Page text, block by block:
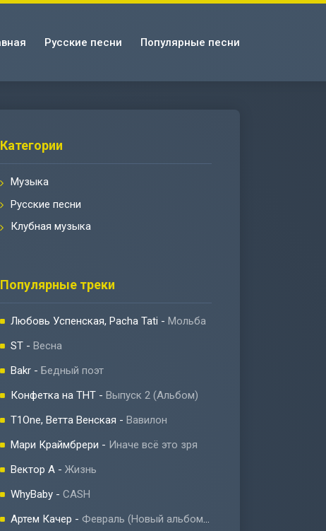
Русские песни Популярные песни
Категории
Музыка
Русские песни
Клубная музыка
Популярные треки
Любовь Успенская, Pacha Tati - Мольба
ST - Весна
Bakr - Бедный поэт
Конфетка на ТНТ - Выпуск 2 (Альбом)
T1One, Ветта Венская - Вавилон
Мари Краймбрери - Иначе всё это зря
Вектор А - Жизнь
WhyBaby - CASH
Артем Качер - Февраль (Новый альбом 2023)